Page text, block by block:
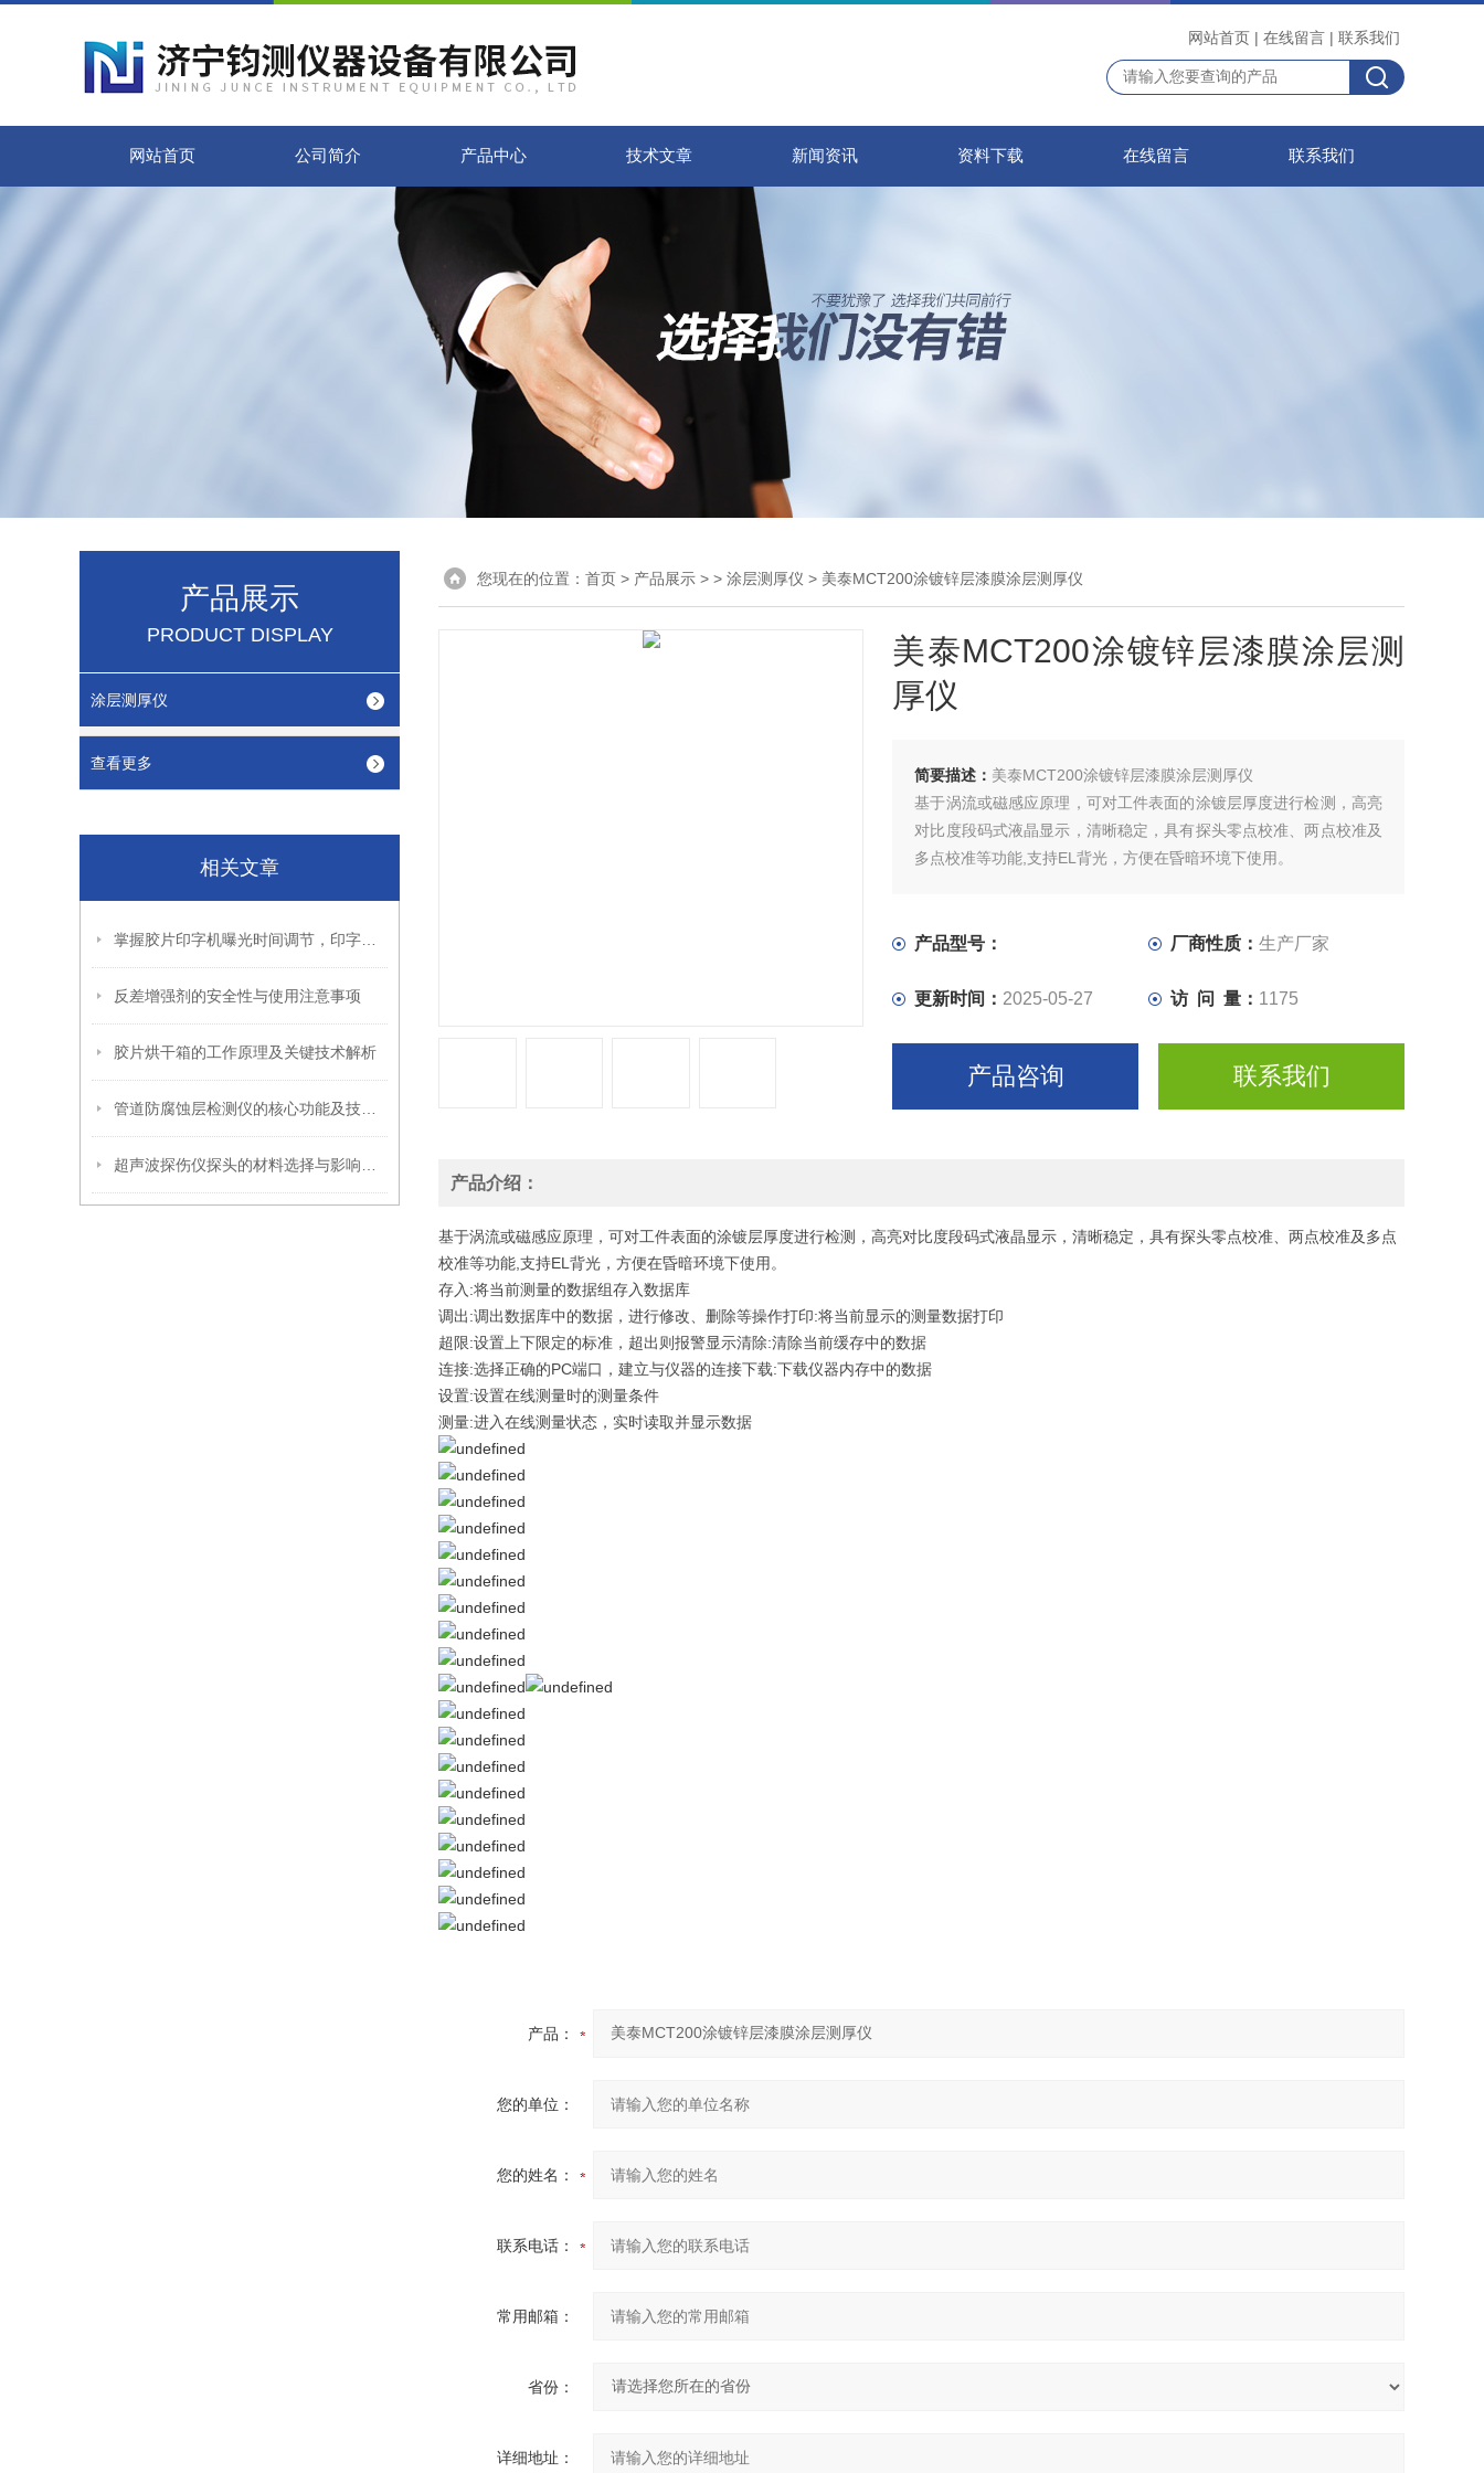
网站首页 | 在线留言 | 联系我们
网站首页 公司简介 产品中心 技术文章 新闻资讯 资料下载 在线留言 联系我们
产品展示
PRODUCT DISPLAY
涂层测厚仪
查看更多
相关文章
反差增强剂的安全性与使用注意事项
胶片烘干箱的工作原理及关键技术解析
您现在的位置： 首页 > 产品展示 > > 涂层测厚仪 > 美泰MCT200涂镀锌层漆膜涂层测厚仪
美泰MCT200涂镀锌层漆膜涂层测
厚仪
简要描述： 美泰MCT200涂镀锌层漆膜涂层测厚仪
基于涡流或磁感应原理，可对工件表面的涂镀层厚度进行检测，高亮
对比度段码式液晶显示，清晰稳定，具有探头零点校准、两点校准及
多点校准等功能,支持EL背光，方便在昏暗环境下使用。
产品型号： 厂商性质：生产厂家
更新时间： 2025-05-27 访 问 量： 1175
产品咨询 联系我们
产品介绍：
基于涡流或磁感应原理，可对工件表面的涂镀层厚度进行检测，高亮对比度段码式液晶显示，清晰稳定，具有探头零点校准、两点校准及多点
校准等功能,支持EL背光，方便在昏暗环境下使用。
存入:将当前测量的数据组存入数据库
调出:调出数据库中的数据，进行修改、删除等操作打印:将当前显示的测量数据打印
超限:设置上下限定的标准，超出则报警显示清除:清除当前缓存中的数据
连接:选择正确的PC端口，建立与仪器的连接下载:下载仪器内存中的数据
设置:设置在线测量时的测量条件
测量:进入在线测量状态，实时读取并显示数据
产品：
您的单位：
您的姓名：
联系电话：
常用邮箱：
省份：
详细地址：